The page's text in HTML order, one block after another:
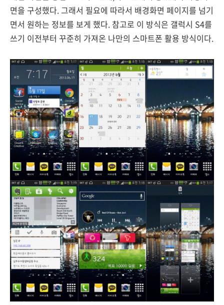
면을 구성했다. 그래서 필요에 따라서 배경화면 페이지를 넘기
면서 원하는 정보를 보게 했다. 참고로 이 방식은 갤럭시 S4를
쓰기 이전부터 꾸준히 가져온 나만의 스마트폰 활용 방식이다.